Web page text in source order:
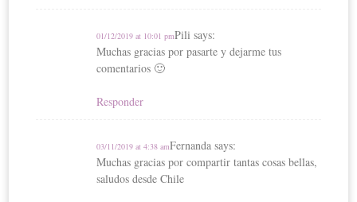
Pili says:
01/12/2019 at 10:01 pm
Muchas gracias por pasarte y dejarme tus
comentarios 🙂
Responder
Fernanda says:
03/11/2019 at 4:38 am
Muchas gracias por compartir tantas cosas bellas,
saludos desde Chile